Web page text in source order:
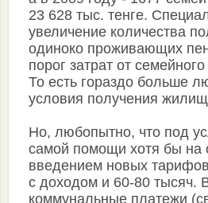
23 628 тыс. тенге.
увеличение количества
одиноко проживающих
порог затрат от
То есть гораздо больше
условия получения
Но, любопытно, что под
самой помощи хотя бы на
введением новых
с доходом и 60-80 тысяч.
коммунальные платежи